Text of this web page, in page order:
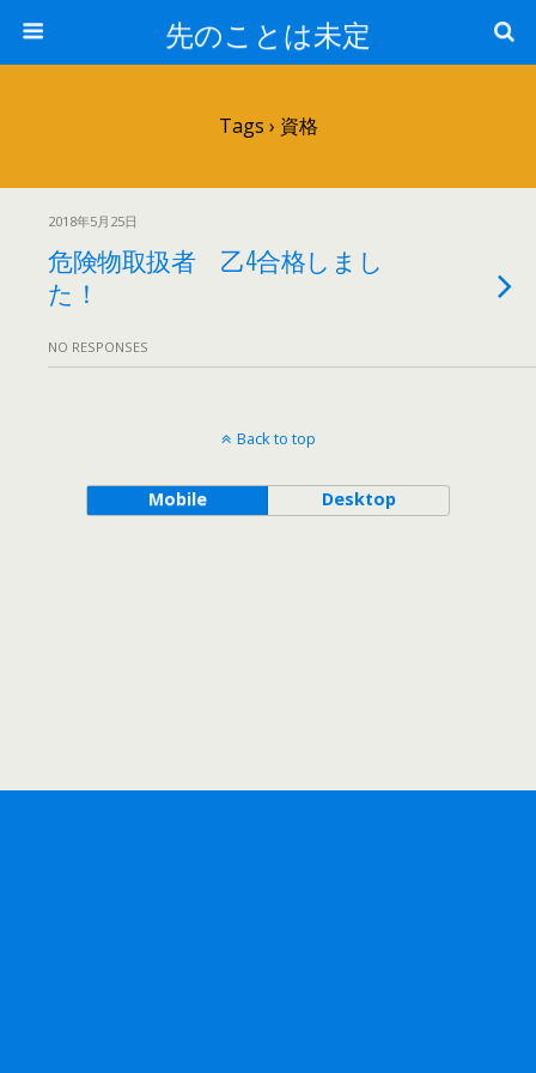
先のことは未定
Tags › 資格
2018年5月25日
危険物取扱者 乙4合格しまし
た！
NO RESPONSES
Back to top
Mobile Desktop